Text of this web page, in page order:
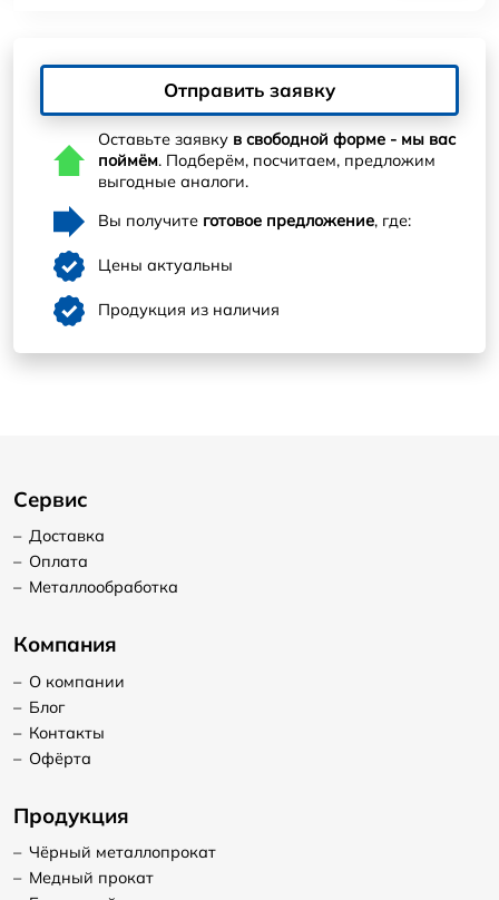
Отправить заявку
Оставьте заявку в свободной форме - мы вас
поймём. Подберём, посчитаем, предложим
выгодные аналоги.
Вы получите готовое предложение, где:
Цены актуальны
Продукция из наличия
Сервис
– Доставка
– Оплата
– Металлообработка
Компания
– О компании
– Блог
– Контакты
– Офёрта
Продукция
– Чёрный металлопрокат
– Медный прокат